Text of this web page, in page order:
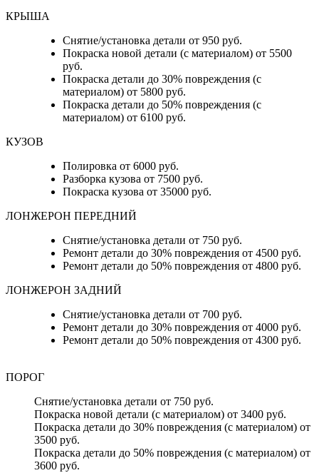
КРЫША
Снятие/установка детали от 950 руб.
Покраска новой детали (с материалом) от 5500
руб.
Покраска детали до 30% повреждения (с
материалом) от 5800 руб.
Покраска детали до 50% повреждения (с
материалом) от 6100 руб.
КУЗОВ
Полировка от 6000 руб.
Разборка кузова от 7500 руб.
Покраска кузова от 35000 руб.
ЛОНЖЕРОН ПЕРЕДНИЙ
Снятие/установка детали от 750 руб.
Ремонт детали до 30% повреждения от 4500 руб.
Ремонт детали до 50% повреждения от 4800 руб.
ЛОНЖЕРОН ЗАДНИЙ
Снятие/установка детали от 700 руб.
Ремонт детали до 30% повреждения от 4000 руб.
Ремонт детали до 50% повреждения от 4300 руб.
ПОРОГ
Снятие/установка детали от 750 руб.
Покраска новой детали (с материалом) от 3400 руб.
Покраска детали до 30% повреждения (с материалом) от
3500 руб.
Покраска детали до 50% повреждения (с материалом) от
3600 руб.